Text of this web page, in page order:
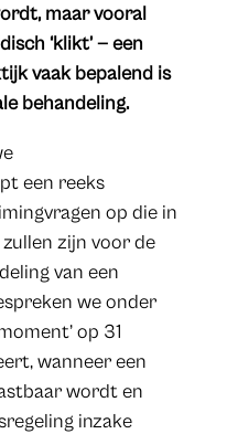
maar vooral
‘klikt’ — een
vaak bepalend is
behandeling.
een reeks
op die in
zijn voor de
van een
we onder
op 31
wanneer een
wordt en
inzake